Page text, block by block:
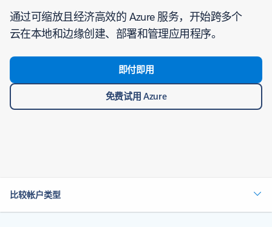
通过可缩放且经济高效的 Azure 服务，开始跨多个
云在本地和边缘创建、部署和管理应用程序。
即付即用
免费试用 Azure
比较帐户类型